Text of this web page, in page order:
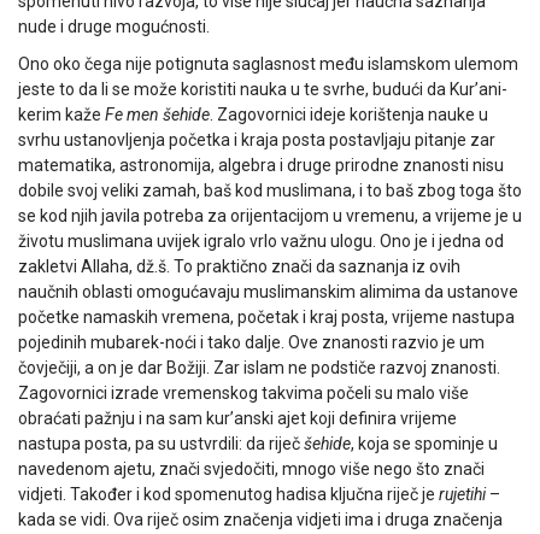
nude i druge mogućnosti.
Ono oko čega nije potignuta saglasnost među islamskom ulemom
jeste to da li se može koristiti nauka u te svrhe, budući da Kur’ani-
kerim kaže Fe men šehide. Zagovornici ideje korištenja nauke u
svrhu ustanovljenja početka i kraja posta postavljaju pitanje zar
matematika, as­tronomija, algebra i druge prirodne znanosti nisu
dobile svoj veliki zamah, baš kod muslimana, i to baš zbog toga što
se kod njih javila potreba za ori­jentacijom u vremenu, a vrijeme je u
životu muslimana uvijek igralo vrlo važnu ulogu. Ono je i jedna od
zakletvi Allaha, dž.š. To praktično znači da saznanja iz ovih
naučnih oblasti omogućavaju muslimanskim alimima da ustanove
početke namaskih vremena, početak i kraj posta, vrijeme nastupa
pojedinih mubarek-noći i tako dalje. Ove znanosti razvio je um
čovječiji, a on je dar Božiji. Zar islam ne podstiče razvoj znanosti.
Zagovornici izrade vremenskog takvima počeli su malo više
obraćati pažnju i na sam kur’anski ajet koji definira vrijeme
nastupa posta, pa su ustvrdili: da riječšehide, koja se spominje u
navedenom ajetu, znači svjedočiti, mnogo više nego što znači
vidjeti. Također i kod spomenutog hadisa ključna riječ je rujetihi–
kada se vidi. Ova riječ osim značenja vidjeti ima i druga značenja